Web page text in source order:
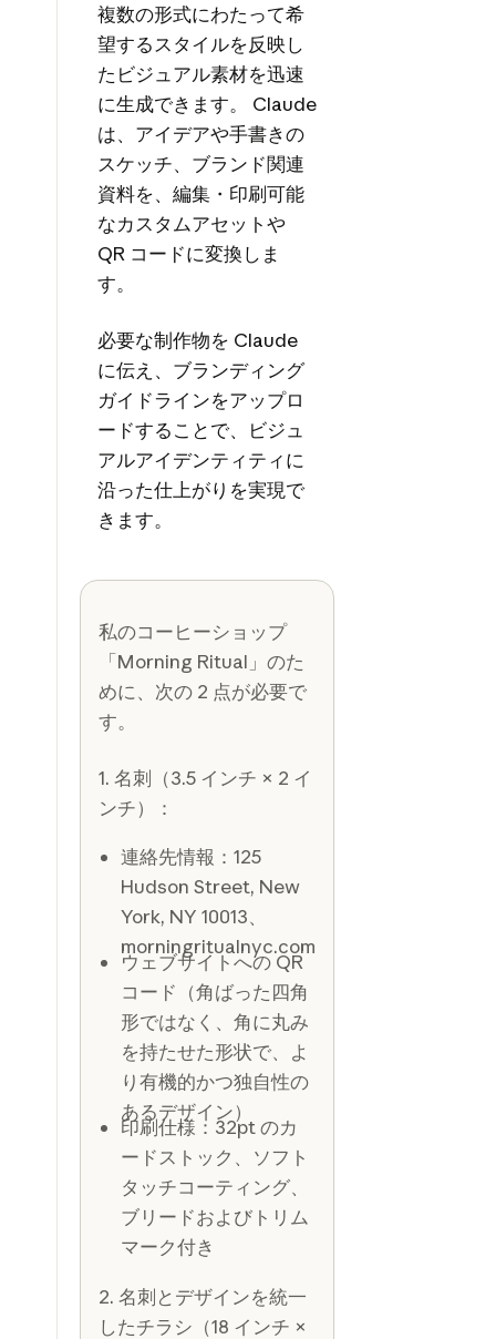
複数の形式にわたって希
望するスタイルを反映し
たビジュアル素材を迅速
に生成できます。 Claude
は、アイデアや手書きの
スケッチ、ブランド関連
資料を、編集・印刷可能
なカスタムアセットや
QR コードに変換しま
す。
必要な制作物を Claude
に伝え、ブランディング
ガイドラインをアップロ
ードすることで、ビジュ
アルアイデンティティに
沿った仕上がりを実現で
きます。
私のコーヒーショップ
「Morning Ritual」のた
めに、次の 2 点が必要で
す。
1. 名刺（3.5 インチ × 2 イ
ンチ）：
連絡先情報：125
Hudson Street, New
York, NY 10013、
morningritualnyc.com
ウェブサイトへの QR
コード（角ばった四角
形ではなく、角に丸み
を持たせた形状で、よ
り有機的かつ独自性の
あるデザイン）
印刷仕様：32pt のカ
ードストック、ソフト
タッチコーティング、
ブリードおよびトリム
マーク付き
2. 名刺とデザインを統一
したチラシ（18 インチ ×